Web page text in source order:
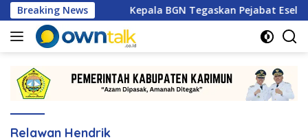
Langsung
ke
konten
Breaking News
2026 Kepala BGN Tegaskan Pejabat Eselon 1 dan
Relawan Hendrik